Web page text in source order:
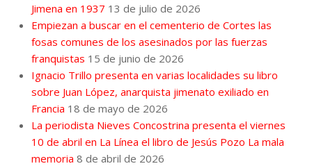
Jimena en 1937 13 de julio de 2026
Empiezan a buscar en el cementerio de Cortes las
fosas comunes de los asesinados por las fuerzas
franquistas 15 de junio de 2026
Ignacio Trillo presenta en varias localidades su libro
sobre Juan López, anarquista jimenato exiliado en
Francia 18 de mayo de 2026
La periodista Nieves Concostrina presenta el viernes
10 de abril en La Línea el libro de Jesús Pozo La mala
memoria 8 de abril de 2026